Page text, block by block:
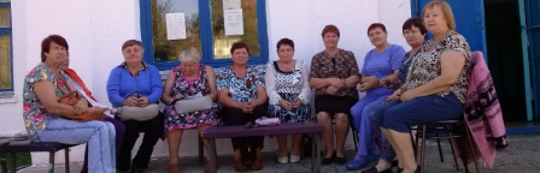
Перейти
к
содержимому